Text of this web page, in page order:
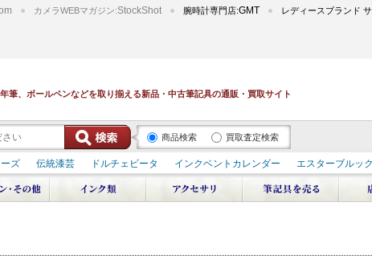
カメラWEBマガジン:StockShot 腕時計専門店:GMT レディースブランド
筆、ボールペンなどを取り揃える新品・中古筆記具の通販・買取サイト
商品検索 買取査定検索
ズ 伝統漆芸 ドルチェビータ インクベントカレンダー エスターブルック
デュポン スペース オデッセイ 輪島屋善仁 深海 エテルニタ･アヴァンティ
ブ ペリカン オーシャンスワール 源氏物語 作家シリーズ パトロンシリ